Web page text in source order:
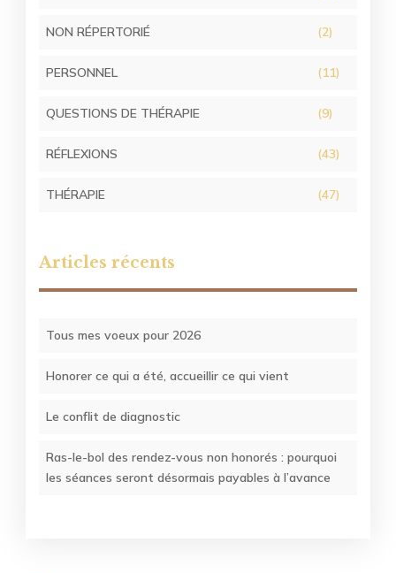
NON RÉPERTORIÉ (2)
PERSONNEL (11)
QUESTIONS DE THÉRAPIE (9)
RÉFLEXIONS (43)
THÉRAPIE (47)
Articles récents
Tous mes voeux pour 2026
Honorer ce qui a été, accueillir ce qui vient
Le conflit de diagnostic
Ras-le-bol des rendez-vous non honorés : pourquoi
les séances seront désormais payables à l’avance